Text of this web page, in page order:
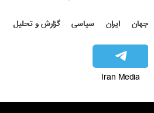
جهان ایران سیاسی گزارش و تحلیل
Iran Media